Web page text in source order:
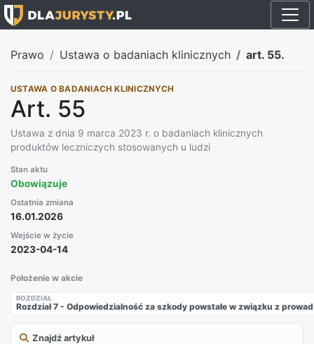
Prawo Ustawa o badaniach klinicznych art. 55.
USTAWA O BADANIACH KLINICZNYCH
Art. 55
Ustawa z dnia 9 marca 2023 r. o badaniach klinicznych
produktów leczniczych stosowanych u ludzi
Stan aktu
Obowiązuje
Ostatnia zmiana
16.01.2026
Wejście w życie
2023-04-14
Położenie w akcie
ROZDZIAŁ
Rozdział 7 - Odpowiedzialność za szkody powstałe w związku z
Znajdź artykuł